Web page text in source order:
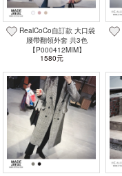
RealCoCo自訂款 大口袋
腰帶翻領外套 共3色
【P000412MIM】
1580元